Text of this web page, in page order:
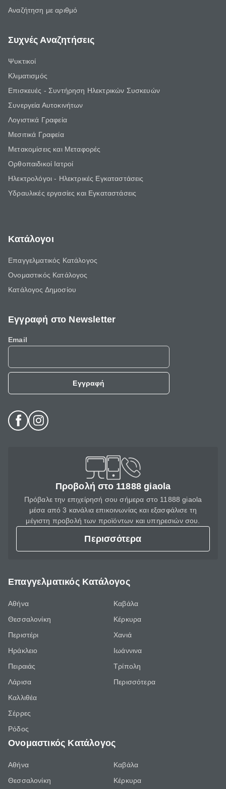
Αναζήτηση με αριθμό
Συχνές Αναζητήσεις
Ψυκτικοί
Κλιματισμός
Επισκευές - Συντήρηση Ηλεκτρικών Συσκευών
Συνεργεία Αυτοκινήτων
Λογιστικά Γραφεία
Μεσιτικά Γραφεία
Μετακομίσεις και Μεταφορές
Ορθοπαιδικοί Ιατροί
Ηλεκτρολόγοι - Ηλεκτρικές Εγκαταστάσεις
Υδραυλικές εργασίες και Εγκαταστάσεις
Κατάλογοι
Επαγγελματικός Κατάλογος
Ονομαστικός Κατάλογος
Κατάλογος Δημοσίου
Εγγραφή στο Newsletter
Email
Εγγραφή
Προβολή στο 11888 giaola
Πρόβαλε την επιχείρησή σου σήμερα στο 11888 giaola
μέσα από 3 κανάλια επικοινωνίας και εξασφάλισε τη
μέγιστη προβολή των προϊόντων και υπηρεσιών σου.
Περισσότερα
Επαγγελματικός Κατάλογος
Αθήνα
Θεσσαλονίκη
Περιστέρι
Ηράκλειο
Πειραιάς
Λάρισα
Καλλιθέα
Σέρρες
Ρόδος
Καβάλα
Κέρκυρα
Χανιά
Ιωάννινα
Τρίπολη
Περισσότερα
Ονομαστικός Κατάλογος
Αθήνα
Θεσσαλονίκη
Καβάλα
Κέρκυρα